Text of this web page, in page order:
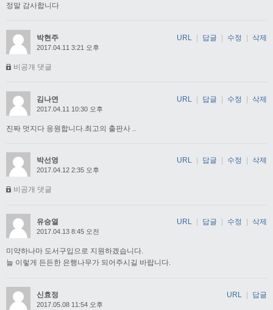
정말 감사합니다
박현주
2017.04.11 3:21 오후
비공개 댓글
URL | 답글 | 수정 | 삭제
김나연
2017.04.11 10:30 오후
진짜 멋지다 응원합니다.최고의 출판사 ..
URL | 답글 | 수정 | 삭제
박선영
2017.04.12 2:35 오후
비공개 댓글
URL 답글 수정 삭제
유승열
2017.04.13 8:45 오전
미약하나마 도서구입으로 지원하겠습니다.
늘 이렇게 든든한 은행나무가 되어주시길 바랍니다.
URL 답글 수정 삭제
신효정
2017.05.08 11:54 오후
URL 답글